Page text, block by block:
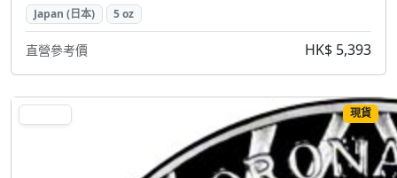
Japan (日本) 5 oz
直營參考價 HK$ 5,393
現貨